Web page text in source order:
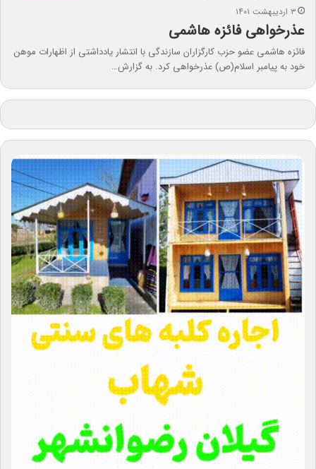
۳ اردیبهشت ۱۴۰۱
عذرخواهی فائزه هاشمی
فائزه هاشمی عضو حزب کارگزاران سازندگی با انتشار یادداشتی از اظهارات موهن
خود به پیامبر اسلام(ص) عذرخواهی کرد. به گزارش…